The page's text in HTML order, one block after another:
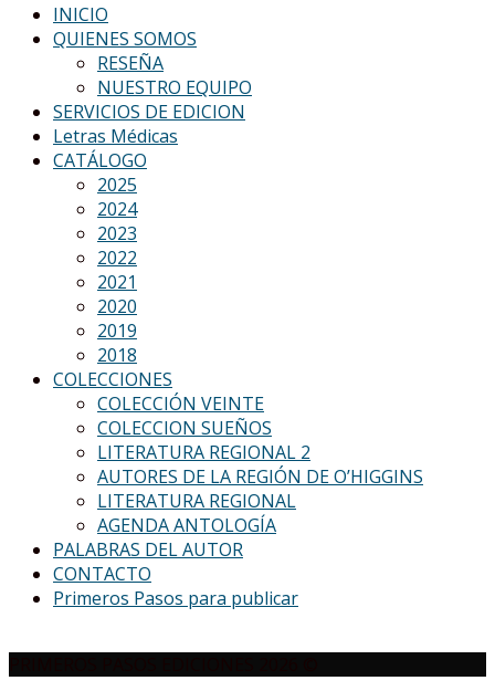
INICIO
QUIENES SOMOS
RESEÑA
NUESTRO EQUIPO
SERVICIOS DE EDICION
Letras Médicas
CATÁLOGO
2025
2024
2023
2022
2021
2020
2019
2018
COLECCIONES
COLECCIÓN VEINTE
COLECCION SUEÑOS
LITERATURA REGIONAL 2
AUTORES DE LA REGIÓN DE O’HIGGINS
LITERATURA REGIONAL
AGENDA ANTOLOGÍA
PALABRAS DEL AUTOR
CONTACTO
Primeros Pasos para publicar